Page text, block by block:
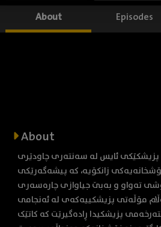
About Episodes
About
پزیشکێکی ئایس لە سەنتەری چاودێری
زانکۆیە، کە پیشەگەرێکی
تەواو و بەبێ جیاوازی چارەسەری
مۆڵەتی پزیشکییەکەی لە ئەنجامی
پزیشکیدا ڕادەگیرێت کە کاتێک